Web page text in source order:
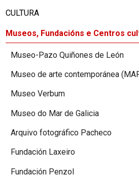
CULTURA
Museos, Fundacións e Centros
Museo-Pazo Quiñones de León
Museo de arte contemporánea
Museo Verbum
Museo do Mar de Galicia
Arquivo fotográfico Pacheco
Fundación Laxeiro
Fundación Penzol